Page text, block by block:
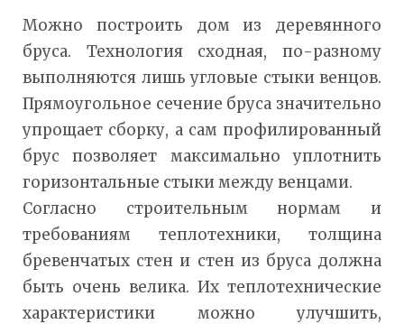
Можно построить дом из деревянного
бруса. Технология сходная, по-разному
выполняются лишь угловые стыки венцов.
Прямоугольное сечение бруса значительно
упрощает сборку, а сам профилированный
брус позволяет максимально уплотнить
горизонтальные стыки между венцами.
Согласно строительным нормам и
требованиям теплотехники, толщина
бревенчатых стен и стен из бруса должна
быть очень велика. Их теплотехнические
характеристики можно улучшить,